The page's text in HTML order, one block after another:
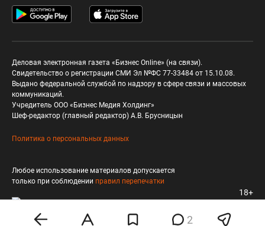
2
Деловая электронная газета «Бизнес Online» (на связи).
Свидетельство о регистрации СМИ Эл №ФС 77-33484 от 15.10.08.
Выдано федеральной службой по надзору в сфере связи и массовых
коммуникаций.
Учредитель ООО «Бизнес Медия Холдинг»
Шеф-редактор (главный редактор) А.В. Брусницын
Политика о персональных данных
Любое использование материалов допускается
только при соблюдении правил перепечатки
18+